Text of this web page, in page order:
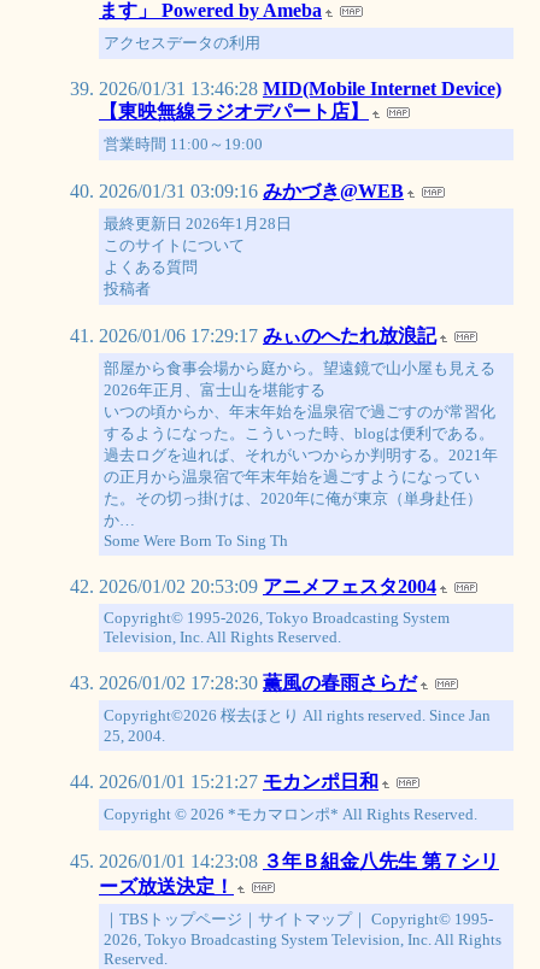
ます」 Powered by Ameba
アクセスデータの利用
2026/01/31 13:46:28 MID(Mobile Internet Device)
【東映無線ラジオデパート店】
営業時間 11:00～19:00
2026/01/31 03:09:16 みかづき@WEB
最終更新日 2026年1月28日
このサイトについて
よくある質問
投稿者
2026/01/06 17:29:17 みぃのへたれ放浪記
部屋から食事会場から庭から。望遠鏡で山小屋も見える
2026年正月、富士山を堪能する
いつの頃からか、年末年始を温泉宿で過ごすのが常習化
するようになった。こういった時、blogは便利である。
過去ログを辿れば、それがいつからか判明する。2021年
の正月から温泉宿で年末年始を過ごすようになってい
た。その切っ掛けは、2020年に俺が東京（単身赴任）
か…
Some Were Born To Sing Th
2026/01/02 20:53:09 アニメフェスタ2004
Copyright© 1995-2026, Tokyo Broadcasting System
Television, Inc. All Rights Reserved.
2026/01/02 17:28:30 薫風の春雨さらだ
Copyright©2026 桜去ほとり All rights reserved. Since Jan
25, 2004.
2026/01/01 15:21:27 モカンポ日和
Copyright © 2026 *モカマロンポ* All Rights Reserved.
2026/01/01 14:23:08 ３年Ｂ組金八先生 第７シリ
ーズ放送決定！
｜TBSトップページ｜サイトマップ｜ Copyright© 1995-
2026, Tokyo Broadcasting System Television, Inc. All Rights
Reserved.